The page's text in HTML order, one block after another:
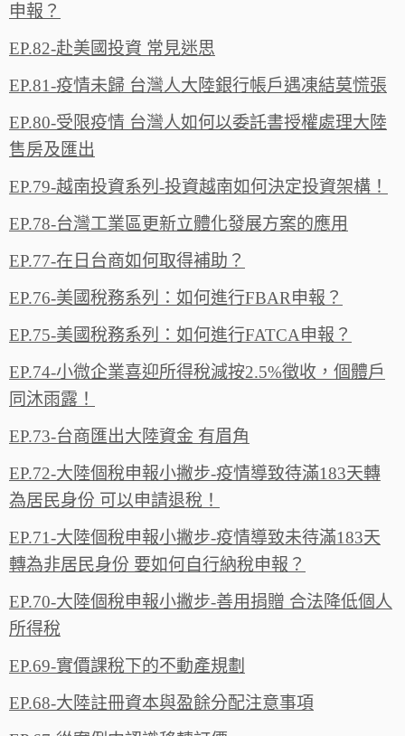
申報？
EP.82-赴美國投資 常見迷思
EP.81-疫情未歸 台灣人大陸銀行帳戶遇凍結莫慌張
EP.80-受限疫情 台灣人如何以委託書授權處理大陸
售房及匯出
EP.79-越南投資系列-投資越南如何決定投資架構！
EP.78-台灣工業區更新立體化發展方案的應用
EP.77-在日台商如何取得補助？
EP.76-美國稅務系列：如何進行FBAR申報？
EP.75-美國稅務系列：如何進行FATCA申報？‬
EP.74-小微企業喜迎所得稅減按2.5%徵收，個體戶
同沐雨露‪！‬
EP.73-台商匯出大陸資金 有眉角
EP.72-大陸個稅申報小撇步-疫情導致待滿183天轉
為居民身份 可以申請退稅！
EP.71-大陸個稅申報小撇步-疫情導致未待滿183天
轉為非居民身份 要如何自行納稅申報？
EP.70-大陸個稅申報小撇步-善用捐贈 合法降低個人
所得稅
EP.69-實價課稅下的不動產規劃
EP.68-大陸註冊資本與盈餘分配注意事項